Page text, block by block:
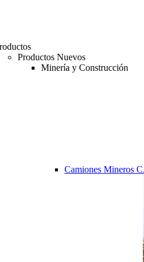
Productos Nuevos
Minería y Construcción
Camiones Mineros